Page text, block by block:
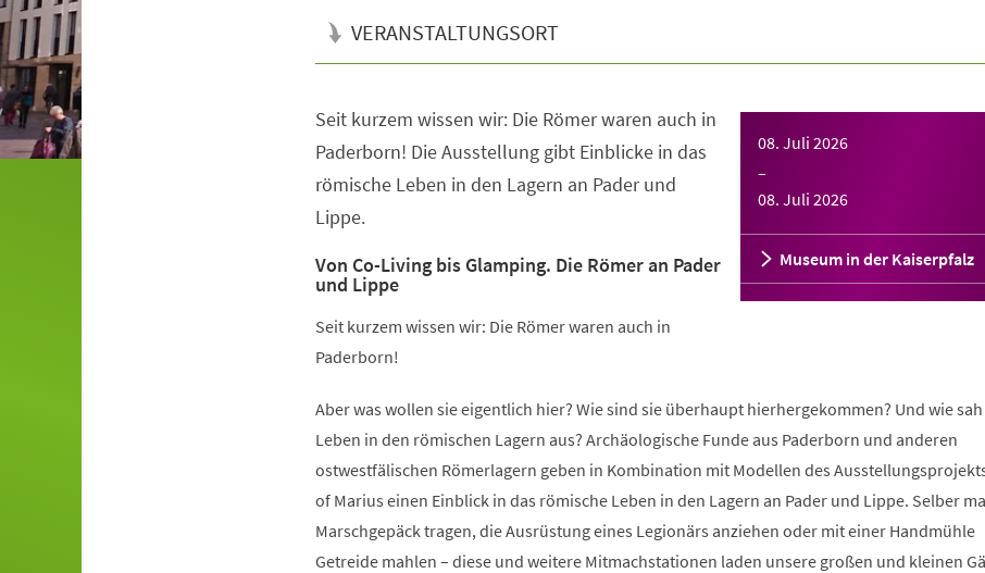
VERANSTALTUNGSORT
08. Juli 2026
–
08. Juli 2026
Museum in der Kaiserpfalz
Seit kurzem wissen wir: Die Römer waren auch in
Paderborn! Die Ausstellung gibt Einblicke in das
römische Leben in den Lagern an Pader und
Lippe.
Von Co-Living bis Glamping. Die Römer an Pader
und Lippe
Seit kurzem wissen wir: Die Römer waren auch in
Paderborn!
Aber was wollen sie eigentlich hier? Wie sind sie überhaupt hierhergekommen? Und wie sah
Leben in den römischen Lagern aus? Archäologische Funde aus Paderborn und anderen
ostwestfälischen Römerlagern geben in Kombination mit Modellen des
of Marius einen Einblick in das römische Leben in den Lagern an Pader und Lippe. Selber
Marschgepäck tragen, die Ausrüstung eines Legionärs anziehen oder mit einer Handmühle
Getreide mahlen – diese und weitere Mitmachstationen laden unsere großen und kleinen